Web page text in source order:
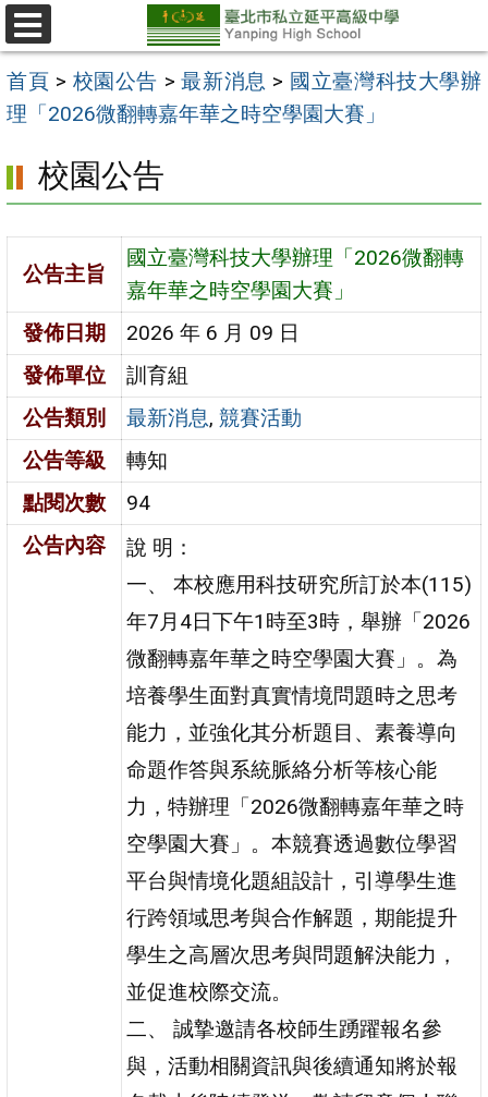
跳
至
主
要
區
選
單
首頁 > 校園公告 >最新消息 > 國立臺灣科技大學辦
理「2026微翻轉嘉年華之時空學園大賽」
校園公告
公告主旨
國立臺灣科技大學辦理「2026微翻轉
嘉年華之時空學園大賽」
發佈日期
2026 年 6 月 09 日
發佈單位
訓育組
公告類別
最新消息,競賽活動
公告等級
轉知
點閱次數
94
公告內容
說 明：
一、 本校應用科技研究所訂於本(115)
年7月4日下午1時至3時，舉辦「2026
微翻轉嘉年華之時空學園大賽」。為
培養學生面對真實情境問題時之思考
能力，並強化其分析題目、素養導向
命題作答與系統脈絡分析等核心能
力，特辦理「2026微翻轉嘉年華之時
空學園大賽」。本競賽透過數位學習
平台與情境化題組設計，引導學生進
行跨領域思考與合作解題，期能提升
學生之高層次思考與問題解決能力，
並促進校際交流。
二、 誠摯邀請各校師生踴躍報名參
與，活動相關資訊與後續通知將於報